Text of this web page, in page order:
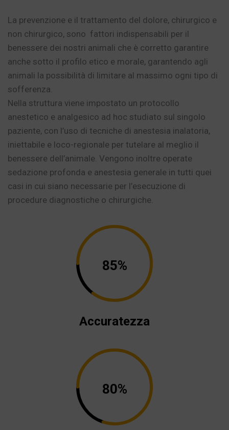
La prevenzione e il trattamento del dolore, chirurgico e
non chirurgico, sono fattori indispensabili per il
benessere dei nostri animali che è corretto garantire
anche sotto il profilo etico e morale, garantendo agli
animali la possibilità di limitare al massimo ogni tipo di
sofferenza.
Nella struttura viene impostato un protocollo
anestetico e analgesico ad hoc studiato sul singolo
paziente, con l’uso di tecniche di anestesia inalatoria,
iniettabile e loco-regionale per tutelare al meglio il
benessere dell’animale. Vengono inoltre operate
sedazione profonda e anestesia generale in tutti quei
casi in cui siano necessarie per l’esecuzione di
procedure diagnostiche o chirurgiche.
85%
Accuratezza
80%